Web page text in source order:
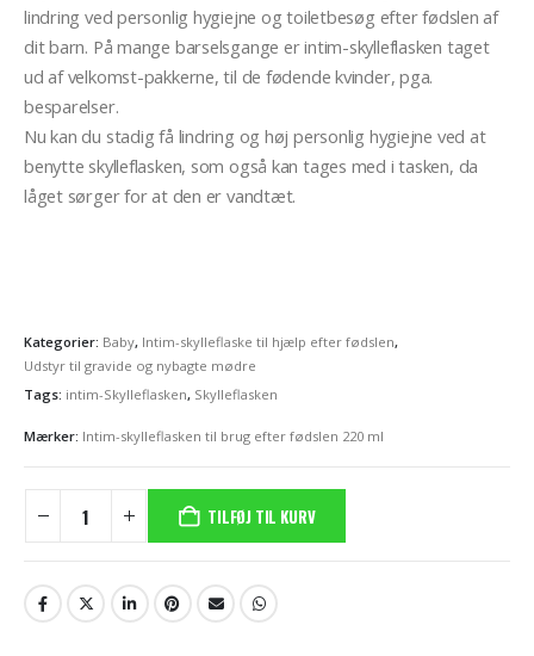
lindring ved personlig hygiejne og toiletbesøg efter fødslen af
dit barn. På mange barselsgange er intim-skylleflasken taget
ud af velkomst-pakkerne, til de fødende kvinder, pga.
besparelser.
Nu kan du stadig få lindring og høj personlig hygiejne ved at
benytte skylleflasken, som også kan tages med i tasken, da
låget sørger for at den er vandtæt.
Kategorier: Baby, Intim-skylleflaske til hjælp efter fødslen,
Udstyr til gravide og nybagte mødre
Tags: intim-Skylleflasken, Skylleflasken
Mærker: Intim-skylleflasken til brug efter fødslen 220 ml
TILFØJ TIL KURV